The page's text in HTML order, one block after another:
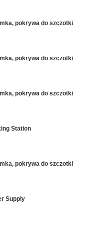
pokrywa do szczotki
pokrywa do szczotki
pokrywa do szczotki
Station
pokrywa do szczotki
Supply